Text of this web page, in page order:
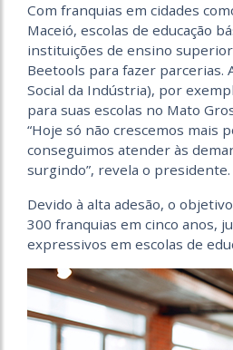
Com franquias em cidades
Maceió, escolas de educação
instituições de ensino
Beetools para fazer parcerias.
Social da Indústria), por
para suas escolas no Mato
“Hoje só não crescemos mais
conseguimos atender às
surgindo”, revela o presidente.
Devido à alta adesão, o
300 franquias em cinco anos,
expressivos em escolas de